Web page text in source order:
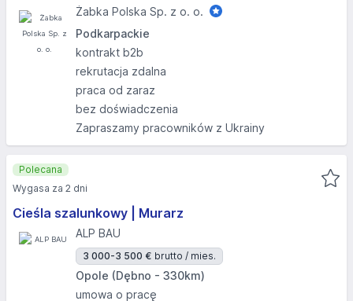
Żabka Polska Sp. z o. o.
Podkarpackie
kontrakt b2b
rekrutacja zdalna
praca od zaraz
bez doświadczenia
Zapraszamy pracowników z Ukrainy
Cieśla szalunkowy | Murarz
ALP BAU
3 000-3 500 € brutto / mies.
Opole (Dębno - 330km)
umowa o pracę
Polecana
Wygasa za 2 dni